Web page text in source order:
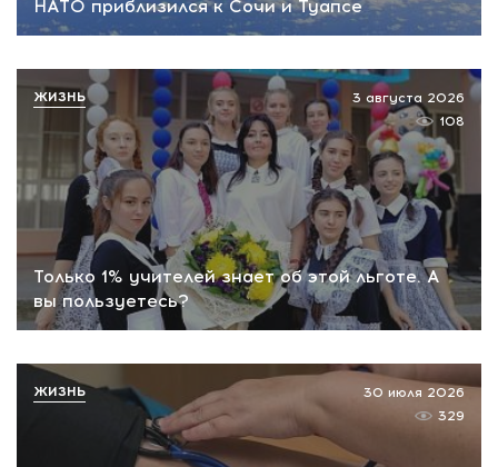
НАТО приблизился к Сочи и Туапсе
Только 1% учителей знает об этой льготе. А
вы пользуетесь?
3 августа 2026
108
ЖИЗНЬ
30 июля 2026
329
ЖИЗНЬ